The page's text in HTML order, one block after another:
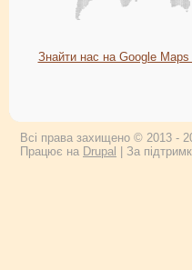
Знайти нас на Google Maps
Всі права захищено © 2013 -
Працює на Drupal | За